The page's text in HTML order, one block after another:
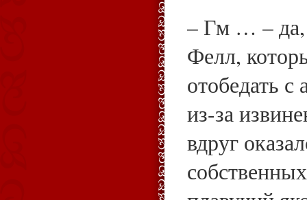
– Гм … – да,
Фелл,
отобедать
из-за
вдруг